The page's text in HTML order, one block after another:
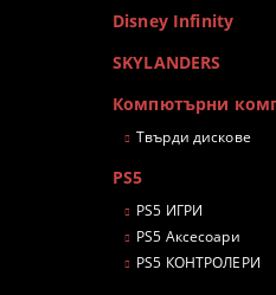
Disney Infinity
SKYLANDERS
Компютърни
Твърди дискове
PS5
PS5 ИГРИ
PS5 Аксесоари
PS5 КОНТРОЛЕРИ